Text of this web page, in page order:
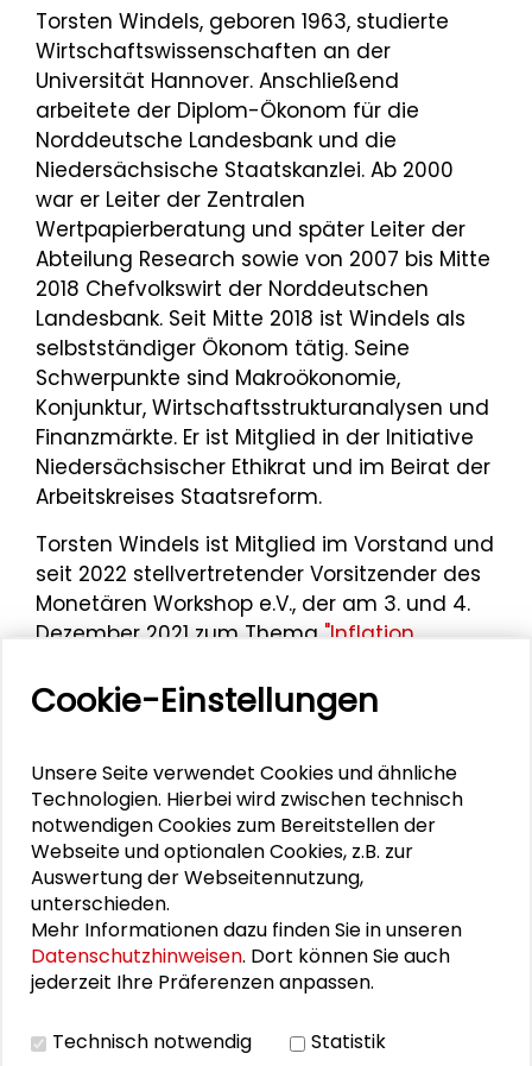
Torsten Windels, geboren 1963, studierte
Wirtschaftswissenschaften an der
Universität Hannover. Anschließend
arbeitete der Diplom-Ökonom für die
Norddeutsche Landesbank und die
Niedersächsische Staatskanzlei. Ab 2000
war er Leiter der Zentralen
Wertpapierberatung und später Leiter der
Abteilung Research sowie von 2007 bis Mitte
2018 Chefvolkswirt der Norddeutschen
Landesbank. Seit Mitte 2018 ist Windels als
selbstständiger Ökonom tätig. Seine
Schwerpunkte sind Makroökonomie,
Konjunktur, Wirtschaftsstrukturanalysen und
Finanzmärkte. Er ist Mitglied in der Initiative
Niedersächsischer Ethikrat und im Beirat der
Arbeitskreises Staatsreform.
Torsten Windels ist Mitglied im Vorstand und
seit 2022 stellvertretender Vorsitzender des
Monetären Workshop e.V., der am 3. und 4.
Dezember 2021 zum Thema"Inflation,
Gleichgewicht und Stabilität"erstmals in
Kooperation zwischen dem Verein und der
Cookie-Einstellungen
Unsere Seite verwendet Cookies und ähnliche
Technologien. Hierbei wird zwischen technisch
notwendigen Cookies zum Bereitstellen der
Webseite und optionalen Cookies, z.B. zur
Auswertung der Webseitennutzung,
unterschieden.
Mehr Informationen dazu finden Sie in unseren
Datenschutzhinweisen. Dort können Sie auch
jederzeit Ihre Präferenzen anpassen.
Technisch notwendig Statistik